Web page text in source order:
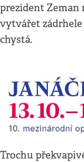
prezident Zeman
vytvářet zádrhele
chystá.
Trochu